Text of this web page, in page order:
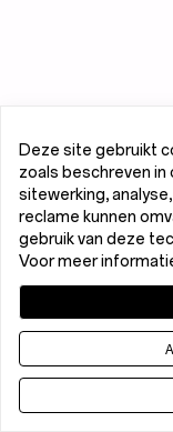
Deze site gebruikt
zoals beschreven in
sitewerking,
reclame kunnen
gebruik van deze
Voor meer